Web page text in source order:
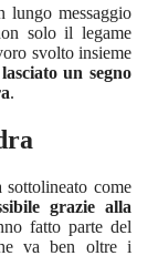
lungo messaggio
solo il legame
svolto insieme
un segno
.
come
grazie alla
fatto parte del
va ben oltre i